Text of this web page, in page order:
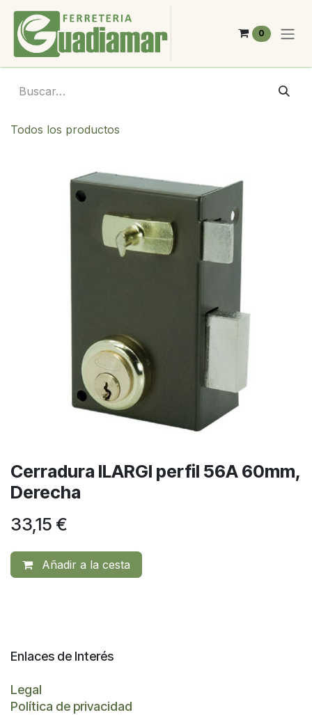
Ir al contenido
0
Todos los productos
Cerradura ILARGI perfil 56A 60mm,
Derecha
33,15 €
Añadir a la cesta
Enlaces de Interés
Legal
Política de privacidad